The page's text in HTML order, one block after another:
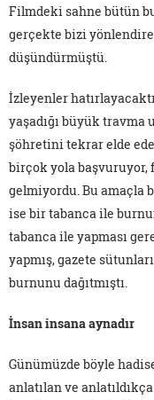
Filmdeki sahne bütün
gerçekte bizi
düşündürmüştü.
İzleyenler
yaşadığı büyük
şöhretini tekrar elde
birçok yola
gelmiyordu. Bu amaçla
ise bir tabanca ile
tabanca ile yapması
yapmış, gazete
burnunu dağıtmıştı.
İnsan insana aynadır
Günümüzde böyle
anlatılan ve